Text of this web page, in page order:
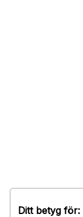
Ditt betyg för: